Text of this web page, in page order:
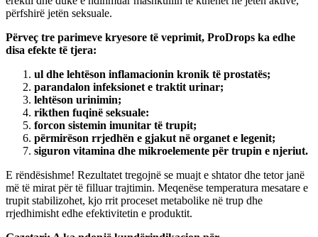
përfshirë jetën seksuale.
Përveç tre parimeve kryesore të veprimit, ProDrops ka edhe
disa efekte të tjera:
ul dhe lehtëson inflamacionin kronik të prostatës;
parandalon infeksionet e traktit urinar;
lehtëson urinimin;
rikthen fuqinë seksuale:
forcon sistemin imunitar të trupit;
përmirëson rrjedhën e gjakut në organet e legenit;
siguron vitamina dhe mikroelemente për trupin e njeriut.
E rëndësishme! Rezultatet tregojnë se muajt e shtatordhe tetorjanë
më të mirat për të filluar trajtimin. Meqenëse temperatura mesatare e
trupit stabilizohet, kjo rrit proceset metabolike në trup dhe
rrjedhimisht edhe efektivitetin e produktit.